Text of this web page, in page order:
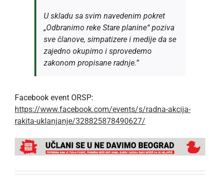
U skladu sa svim navedenim pokret
„Odbranimo reke Stare planine“ poziva
sve članove, simpatizere i medije da se
zajedno okupimo i sprovedemo
zakonom propisane radnje.”
Facebook event ORSP:
https://www.facebook.com/events/s/radna-akcija-
rakita-uklanjanje/328825878490627/